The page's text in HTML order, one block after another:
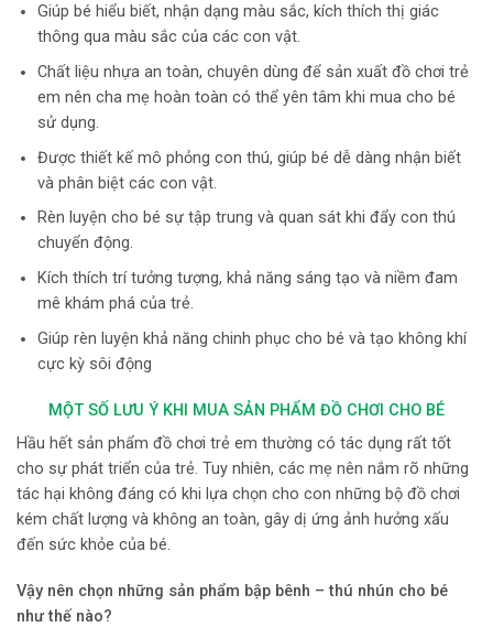
Giúp bé hiểu biết, nhận dạng màu sắc, kích thích thị giác
thông qua màu sắc của các con vật.
Chất liệu nhựa an toàn, chuyên dùng để sản xuất đồ chơi trẻ
em nên cha mẹ hoàn toàn có thể yên tâm khi mua cho bé
sử dụng.
Được thiết kế mô phỏng con thú, giúp bé dễ dàng nhận biết
và phân biệt các con vật.
Rèn luyện cho bé sự tập trung và quan sát khi đẩy con thú
chuyển động.
Kích thích trí tưởng tượng, khả năng sáng tạo và niềm đam
mê khám phá của trẻ.
Giúp rèn luyện khả năng chinh phục cho bé và tạo không khí
cực kỳ sôi động
MỘT SỐ LƯU Ý KHI MUA SẢN PHẨM ĐỒ CHƠI CHO BÉ
Hầu hết sản phẩm đồ chơi trẻ em thường có tác dụng rất tốt
cho sự phát triển của trẻ. Tuy nhiên, các mẹ nên nắm rõ những
tác hại không đáng có khi lựa chọn cho con những bộ đồ chơi
kém chất lượng và không an toàn, gây dị ứng ảnh hưởng xấu
đến sức khỏe của bé.
Vậy nên chọn những sản phẩm bập bênh – thú nhún cho bé
như thế nào?